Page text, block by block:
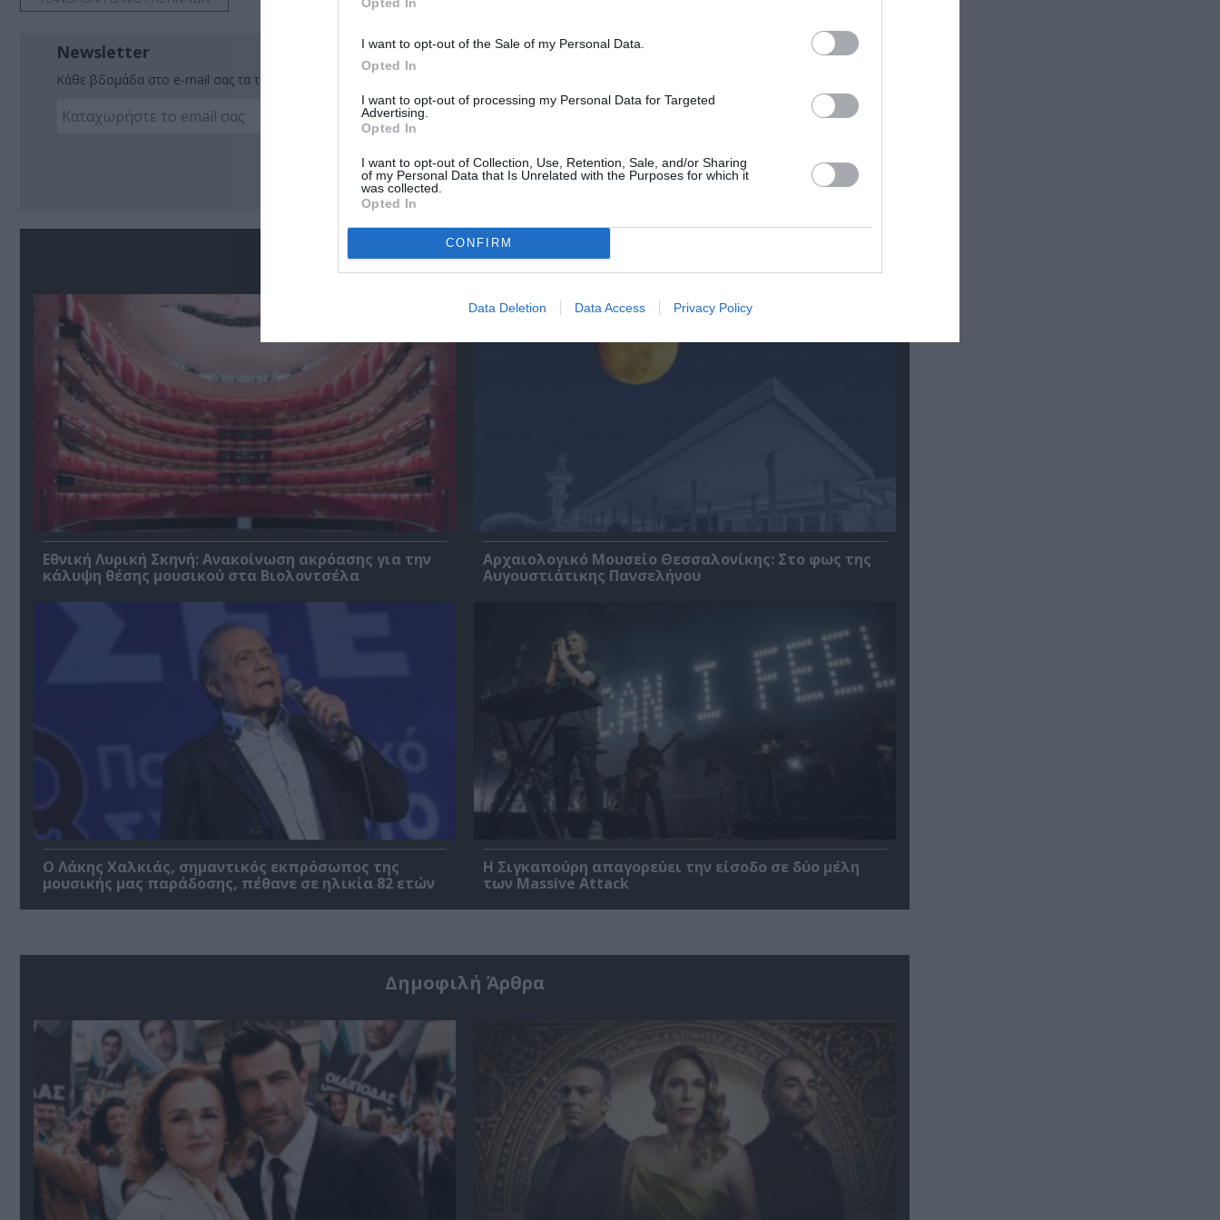
I want to opt-out of the Sale of my Personal Data.
Opted In
I want to opt-out of processing my Personal Data for Targeted
Advertising.
Opted In
I want to opt-out of Collection, Use, Retention, Sale, and/or Sharing
of my Personal Data that Is Unrelated with the Purposes for which it
was collected.
Opted In
CONFIRM
Data Deletion Data Access Privacy Policy
Newsletter
Κάθε βδομάδα στο e-mail σας τα τελευταία νέα για την Τέχνη και τον Πολιτισμό!
Σχετικά Άρθρα
Εθνική Λυρική Σκηνή: Ανακοίνωση ακρόασης για την
κάλυψη θέσης μουσικού στα Βιολοντσέλα
Αρχαιολογικό Μουσείο Θεσσαλονίκης: Στο φως της
Αυγουστιάτικης Πανσελήνου
Ο Λάκης Χαλκιάς, σημαντικός εκπρόσωπος της
μουσικής μας παράδοσης, πέθανε σε ηλικία 82 ετών
Η Σιγκαπούρη απαγορεύει την είσοδο σε δύο μέλη
των Massive Attack
Δημοφιλή Άρθρα